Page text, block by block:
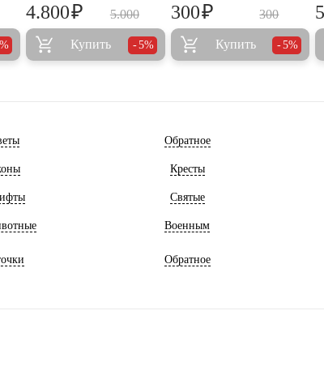
5.000
4.800₽
Купить 5%
300
300₽
Купить 5%
Обратное
Кресты
Святые
Военным
Обратное